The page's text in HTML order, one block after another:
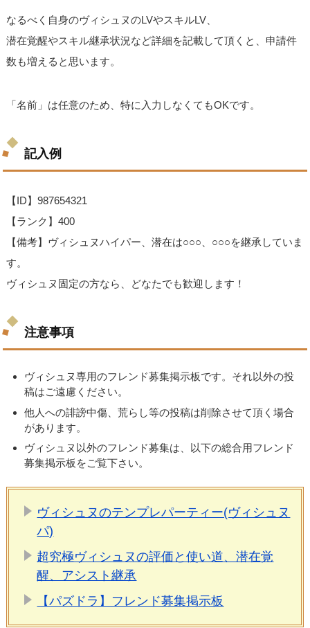
なるべく自身のヴィシュヌのLVやスキルLV、
潜在覚醒やスキル継承状況など詳細を記載して頂くと、申請件
数も増えると思います。
「名前」は任意のため、特に入力しなくてもOKです。
記入例
【ID】987654321
【ランク】400
【備考】ヴィシュヌハイパー、潜在は○○○、○○○を継承していま
す。
ヴィシュヌ固定の方なら、どなたでも歓迎します！
注意事項
ヴィシュヌ専用のフレンド募集掲示板です。それ以外の投
稿はご遠慮ください。
他人への誹謗中傷、荒らし等の投稿は削除させて頂く場合
があります。
ヴィシュヌ以外のフレンド募集は、以下の総合用フレンド
募集掲示板をご覧下さい。
ヴィシュヌのテンプレパーティー(ヴィシュヌ
パ)
超究極ヴィシュヌの評価と使い道、潜在覚
醒、アシスト継承
【パズドラ】フレンド募集掲示板